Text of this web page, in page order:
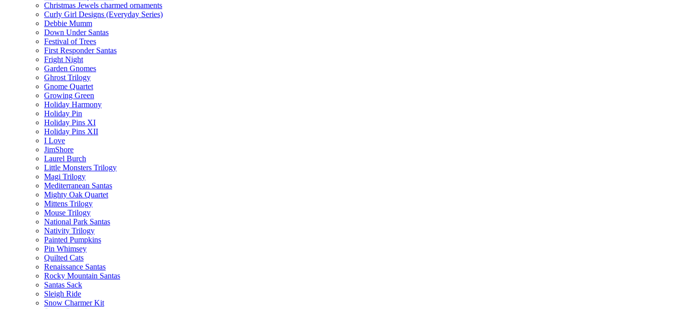
Christmas Jewels charmed ornaments
Curly Girl Designs (Everyday Series)
Debbie Mumm
Down Under Santas
Festival of Trees
First Responder Santas
Fright Night
Garden Gnomes
Ghrost Trilogy
Gnome Quartet
Growing Green
Holiday Harmony
Holiday Pin
Holiday Pins XI
Holiday Pins XII
I Love
JimShore
Laurel Burch
Little Monsters Trilogy
Magi Trilogy
Mediterranean Santas
Mighty Oak Quartet
Mittens Trilogy
Mouse Trilogy
National Park Santas
Nativity Trilogy
Painted Pumpkins
Pin Whimsey
Quilted Cats
Renaissance Santas
Rocky Mountain Santas
Santas Sack
Sleigh Ride
Snow Charmer Kit